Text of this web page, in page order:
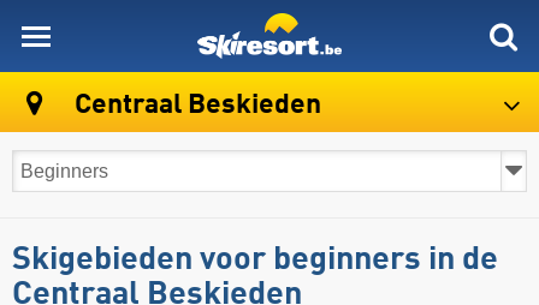
Centraal Beskieden
Skigebieden voor beginners in de
Centraal Beskieden